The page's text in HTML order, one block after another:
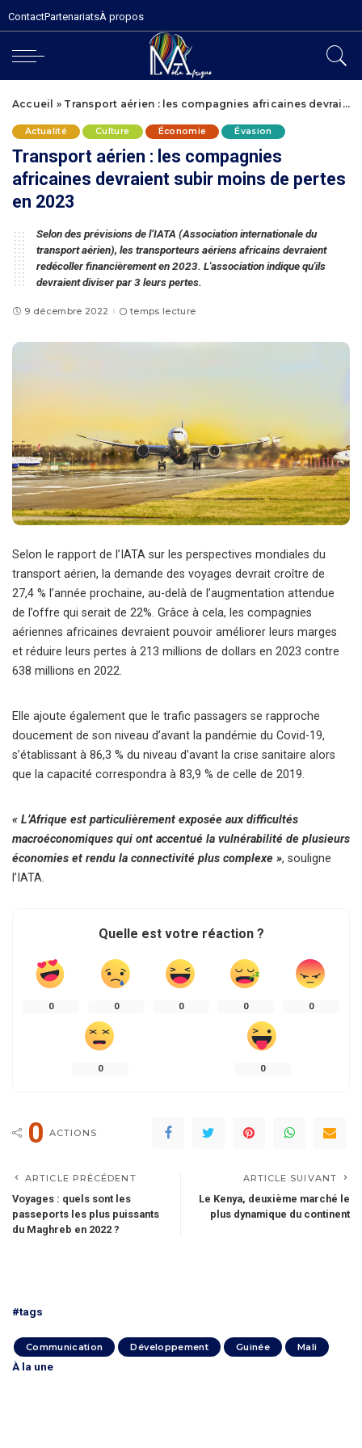
ContactPartenariatsÀ propos
Accueil » Transport aérien : les compagnies africaines devraient subir moins de pertes en 2023
Actualité Culture Économie Évasion
Transport aérien : les compagnies
africaines devraient subir moins de pertes
en 2023
Selon des prévisions de l’IATA (Association internationale du
transport aérien), les transporteurs aériens africains devraient
redécoller financièrement en 2023. L'association indique qu'ils
devraient diviser par 3 leurs pertes.
9 décembre 2022 temps lecture
Selon le rapport de l’IATA sur les perspectives mondiales du
transport aérien, la demande des voyages devrait croître de
27,4 % l’année prochaine, au-delà de l’augmentation attendue
de l’offre qui serait de 22%. Grâce à cela, les compagnies
aériennes africaines devraient pouvoir améliorer leurs marges
et réduire leurs pertes à 213 millions de dollars en 2023 contre
638 millions en 2022.
Elle ajoute également que le trafic passagers se rapproche
doucement de son niveau d’avant la pandémie du Covid-19,
s’établissant à 86,3 % du niveau d’avant la crise sanitaire alors
que la capacité correspondra à 83,9 % de celle de 2019.
« L’Afrique est particulièrement exposée aux difficultés
macroéconomiques qui ont accentué la vulnérabilité de plusieurs
économies et rendu la connectivité plus complexe », souligne
l’IATA.
Quelle est votre réaction ?
0 0 0 0 0
0 0
0 ACTIONS
ARTICLE PRÉCÉDENT
Voyages : quels sont les
passeports les plus puissants
du Maghreb en 2022 ?
ARTICLE SUIVANT
Le Kenya, deuxième marché le
plus dynamique du continent
#tags
Communication Développement Guinée Mali
À la une